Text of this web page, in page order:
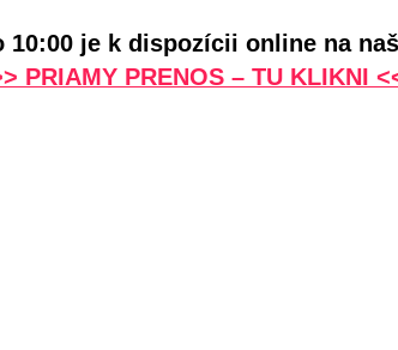
10:00 je k dispozícii online na
PRIAMY PRENOS – TU KLIKNI